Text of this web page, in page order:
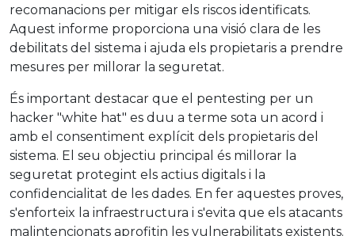
recomanacions per mitigar els riscos identificats.
Aquest informe proporciona una visió clara de les
debilitats del sistema i ajuda els propietaris a prendre
mesures per millorar la seguretat.
És important destacar que el pentesting per un
hacker "white hat" es duu a terme sota un acord i
amb el consentiment explícit dels propietaris del
sistema. El seu objectiu principal és millorar la
seguretat protegint els actius digitals i la
confidencialitat de les dades. En fer aquestes proves,
s'enforteix la infraestructura i s'evita que els atacants
malintencionats aprofitin les vulnerabilitats existents.